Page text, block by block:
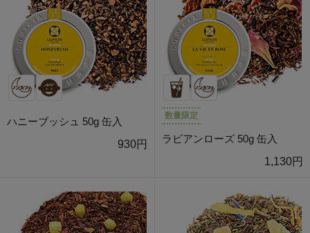
ハニーブッシュ 50g 缶入
930円
数量限定
ラビアンローズ 50g 缶入
1,130円